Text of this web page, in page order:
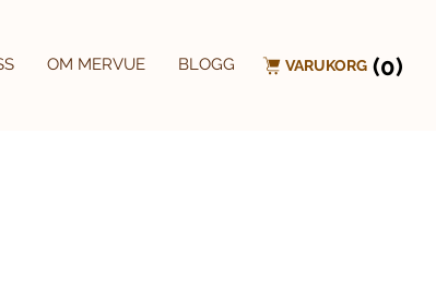
OM MERVUE BLOGG VARUKORG (0)